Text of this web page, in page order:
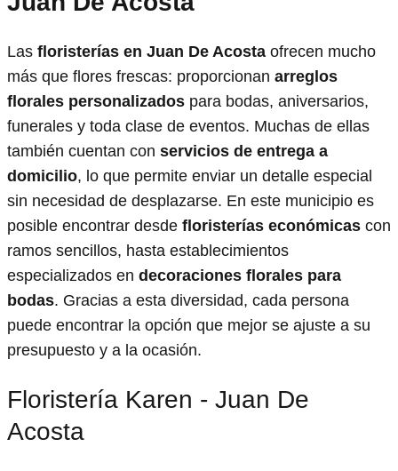
Las floristerías en Juan De Acosta ofrecen mucho
más que flores frescas: proporcionan arreglos
florales personalizados para bodas, aniversarios,
funerales y toda clase de eventos. Muchas de ellas
también cuentan con servicios de entrega a
domicilio, lo que permite enviar un detalle especial
sin necesidad de desplazarse. En este municipio es
posible encontrar desde floristerías económicas con
ramos sencillos, hasta establecimientos
especializados en decoraciones florales para
bodas. Gracias a esta diversidad, cada persona
puede encontrar la opción que mejor se ajuste a su
presupuesto y a la ocasión.
Floristería Karen - Juan De
Acosta